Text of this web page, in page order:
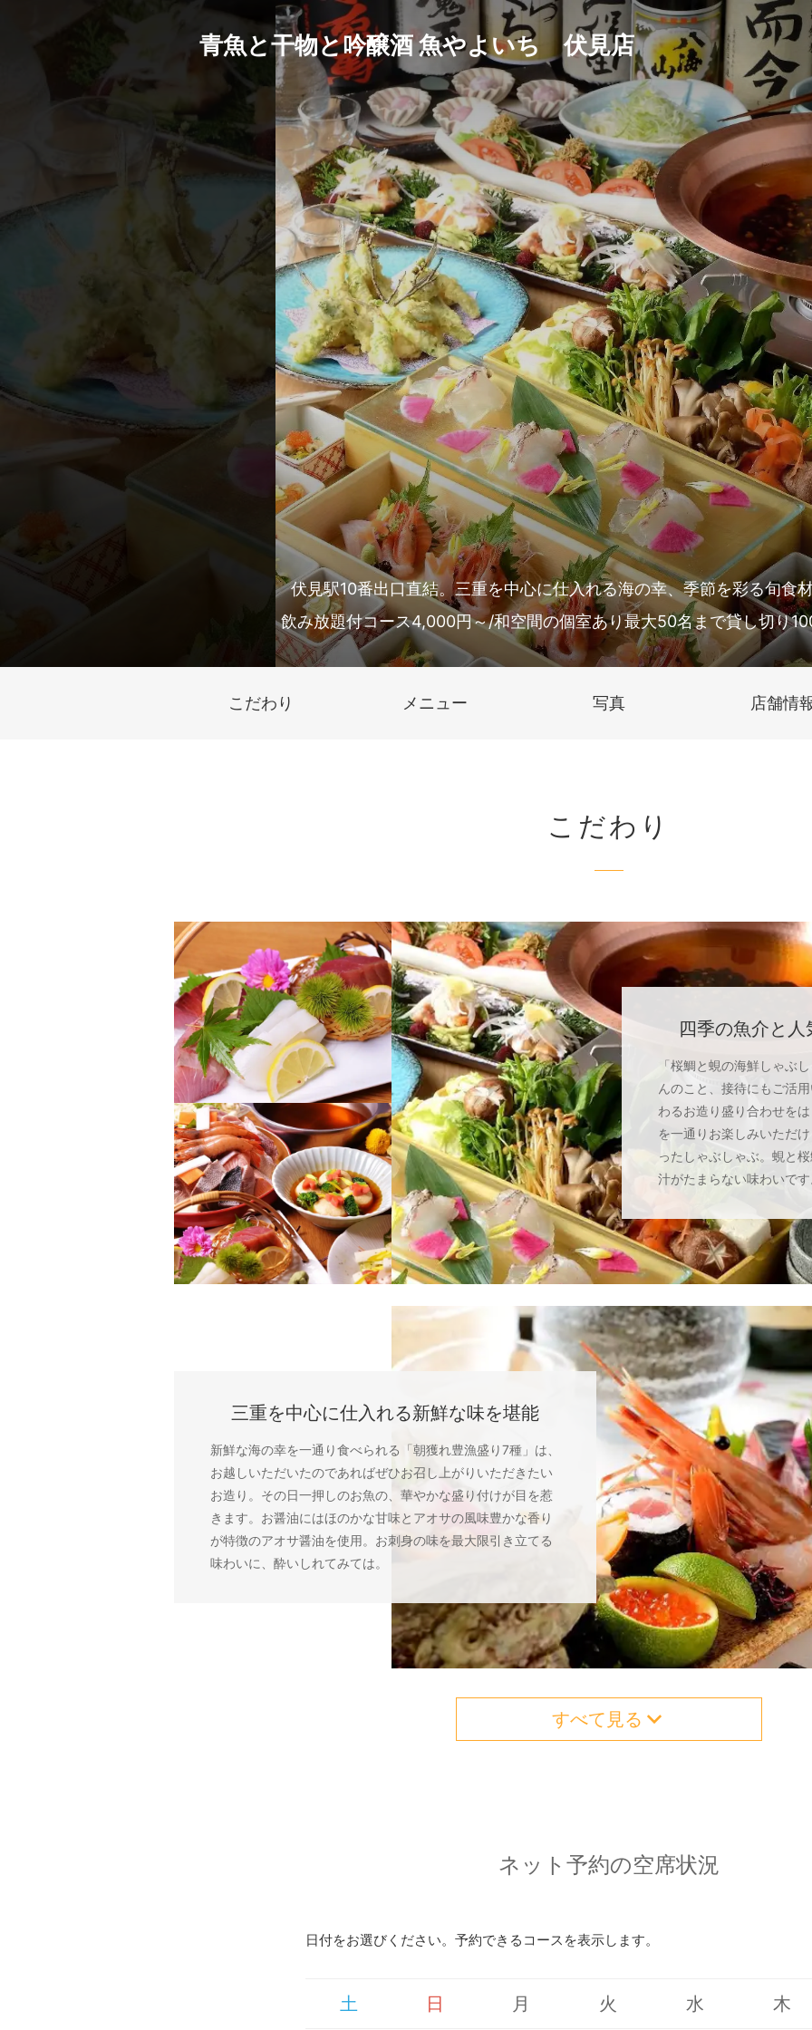
青魚と干物と吟醸酒 魚やよいち 伏見店
伏見駅10番出口直結。三重を中心に仕入れる海の幸、季節を彩る旬食
飲み放題付コース4,000円～/和空間の個室あり最大50名まで貸し切り
こだわり メニュー 写真 店舗情
こだわり
四季の魚介と
「桜鯛と蜆の海鮮しゃぶ
んのこと、接待にもご活
わるお造り盛り合わせを
を一通りお楽しみいただ
ったしゃぶしゃぶ。蜆と
汁がたまらない味わいで
三重を中心に仕入れる新鮮な味を堪能
新鮮な海の幸を一通り食べられる「朝獲れ豊漁盛り7種」は、
お越しいただいたのであればぜひお召し上がりいただきたい
お造り。その日一押しのお魚の、華やかな盛り付けが目を惹
きます。お醤油にはほのかな甘味とアオサの風味豊かな香り
が特徴のアオサ醤油を使用。お刺身の味を最大限引き立てる
味わいに、酔いしれてみては。
すべて見る
ネット予約の空席状況
日付をお選びください。予約できるコースを表示します。
土 日 月 火 水 木